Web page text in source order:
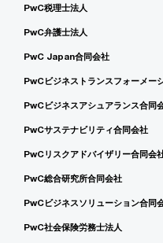
PwC税理士法人
PwC弁護士法人
PwC Japan合同会社
PwCビジネストランスフォーメー
PwCビジネスアシュアランス合同
PwCサステナビリティ合同会社
PwCリスクアドバイザリー合同会
PwC総合研究所合同会社
PwCビジネスソリューション合同
PwC社会保険労務士法人